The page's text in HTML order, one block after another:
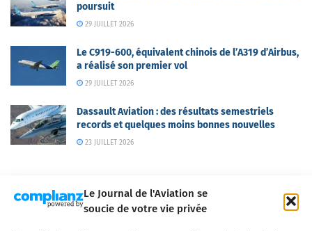
Le Journal de l'Aviation se
soucie de votre vie privée
poursuit
29 JUILLET 2026
Le C919-600, équivalent chinois de l’A319 d’Airbus,
a réalisé son premier vol
29 JUILLET 2026
Dassault Aviation : des résultats semestriels
records et quelques moins bonnes nouvelles
23 JUILLET 2026